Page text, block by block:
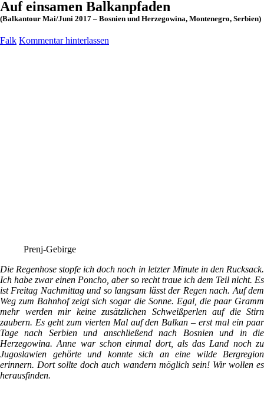
Auf einsamen Balkanpfaden
(Balkantour Mai/Juni 2017 – Bosnien und Herzegowina, Montenegro, Serbien)
Falk Kommentar hinterlassen
Prenj-Gebirge
Die Regenhose stopfe ich doch noch in letzter Minute in den Rucksack.
Ich habe zwar einen Poncho, aber so recht traue ich dem Teil nicht. Es
ist Freitag Nachmittag und so langsam lässt der Regen nach. Auf dem
Weg zum Bahnhof zeigt sich sogar die Sonne. Egal, die paar Gramm
mehr werden mir keine zusätzlichen Schweißperlen auf die Stirn
zaubern. Es geht zum vierten Mal auf den Balkan – erst mal ein paar
Tage nach Serbien und anschließend nach Bosnien und in die
Herzegowina. Anne war schon einmal dort, als das Land noch zu
Jugoslawien gehörte und konnte sich an eine wilde Bergregion
erinnern. Dort sollte doch auch wandern möglich sein! Wir wollen es
herausfinden.